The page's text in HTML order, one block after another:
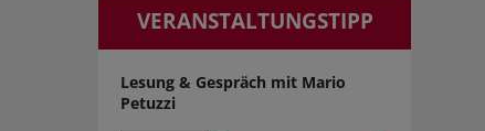
VERANSTALTUNGSTIPP
Lesung & Gespräch mit Mario
Petuzzi